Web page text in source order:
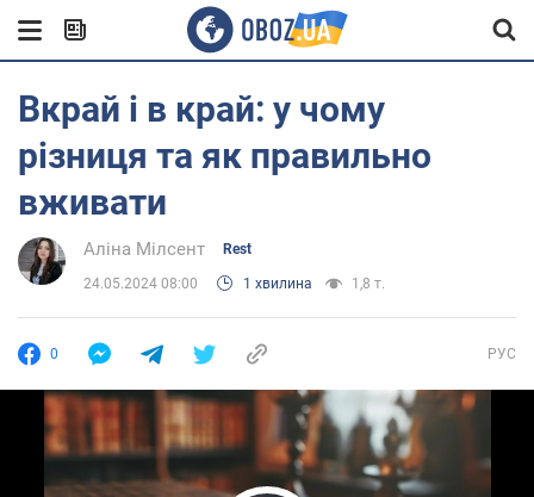
Вкрай і в край: у чому
різниця та як правильно
вживати
Аліна Мілсент Rest
24.05.2024 08:00 1 хвилина 1,8 т.
0 РУС